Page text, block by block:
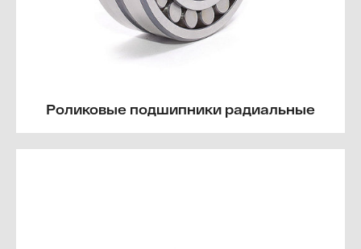
Роликовые подшипники радиальные